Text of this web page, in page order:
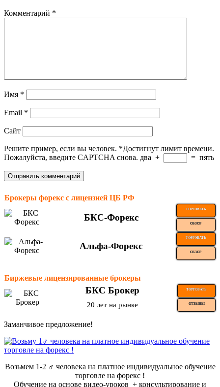
Комментарий *
Имя *
Email *
Сайт
Решите пример, если вы человек. *Достигнут лимит времени.
Пожалуйста, введите CAPTCHA снова. два + = пять
Брокеры форекс с лицензией ЦБ РФ
БКС-Форекс
ТОРГОВАТЬ
ОБЗОР
Альфа-Форекс
ТОРГОВАТЬ
ОБЗОР
Биржевые лицензированные брокеры
БКС Брокер ТОРГОВАТЬ
20 лет на рынке ОТЗЫВЫ
Заманчивое предложение!
Возьмем 1-2 ‍♂️ человека на платное индивидуальное обучение
торговле на форекс !
Обучение на основе видео-уроков ️ + консультирование и